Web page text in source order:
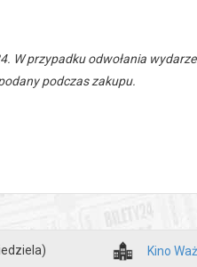
W przypadku odwołania
podczas zakupu.
Kino